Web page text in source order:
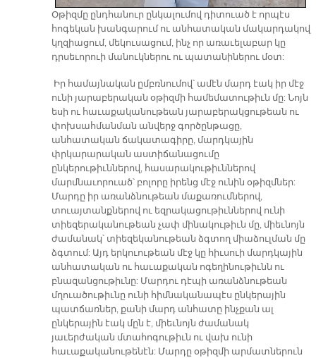
Օթիզմը ընդհանուր ընկալումով դիտուած է որպէս
հոգեկան խանգարում ու անհատական մակարդակով
կղզիացում, մեկուսացում, ինչ որ առաւելաբար կը
դրսեւորուի մանուկներու ու պատանիներու մօտ:
Իր համայնական ըմբռնումով՝ ամէն մարդ էակ իր մէջ
ունի յարաբերական օթիզմի համեմատութիւն մը: Նոյն
եսի ու հաւաքականութեան յարաբերակցութեան ու
փոխսահմանման անվերջ գործընթացը,
անհատական ճակատագիրը, մարդկային
փրկարարական աստիճանացումը
ընկերութիւններով, հասարակութիւններով
մարմնաւորուած՝ բոլորը իրենց մէջ ունին օթիզմներ:
Մարդը իր առանձնութեան մաքառումներով,
տուայտանքներով ու եզրակացութիւններով ունի
տիեզերականութեան չափ մինակութիւն մը, միեւնոյն
ժամանակ՝ տիեզեկանութեան ձգտող միաձուլման մը
ձգտում: Այդ երկուութեան մէջ կը հիւսուի մարդկային
անհատական ու հաւաքական ոգեղինութիւնն ու
բնազանցութիւնը: Մարդու դէպի առանձնութեան
մղուածութիւնը ունի հիմնականապէս ընկերային
պատճառներ, քանի մարդ անհատը ինչքան ալ
ընկերային էակ մըն է, միեւնոյն ժամանակ
յաւերժական մտահոգութիւն ու վախ ունի
հաւաքականութենէն: Մարդը օթիզմի արմատներուն